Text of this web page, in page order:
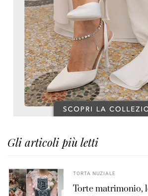
Gli articoli più letti
TORTA NUZIALE
Torte matrimonio,